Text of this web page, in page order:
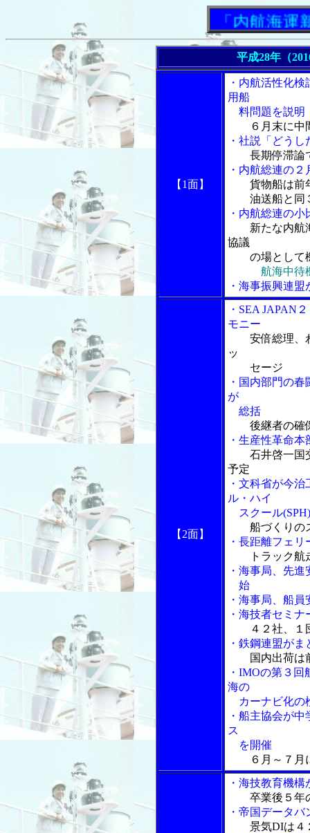
「内航海運新聞
平成28年（
【1面】
・内航活性化
用船
料問題を説明
６月末に
・社説「どう
長期停滞論
・内航総連の
貨物船は前
油送船と同３
・内航総連の
新たな内航
協議
の場として
航海中待
・海事振興連
【2面】
・SEA JAPAN
モニー
安倍総理、
ッ
セージ
・国内部門の
が
総括
後継者の確
・生産性革命
石井啓一国
予定
・文科省が今
ル・ハイ
スクール
船づくりの
・長距離フェ
トラック
・海事局、先
始
・海事局、船
・海技者セミ
４２社、１
・鉄鋼連盟が
国内出荷は
・IMOの第３
海の
カーナビ化の
・船主協会が
ス
を開催
６月～７月
・海技教育機
卒業後５年
・帝国データ
景気DIは４